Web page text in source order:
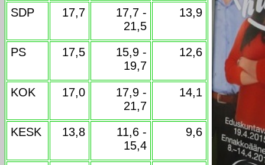
SDP 17,7
17,7 -
21,5
13,9
PS 17,5
15,9 -
19,7
12,6
KOK 17,0
17,9 -
21,7
14,1
KESK 13,8
11,6 -
15,4
9,6